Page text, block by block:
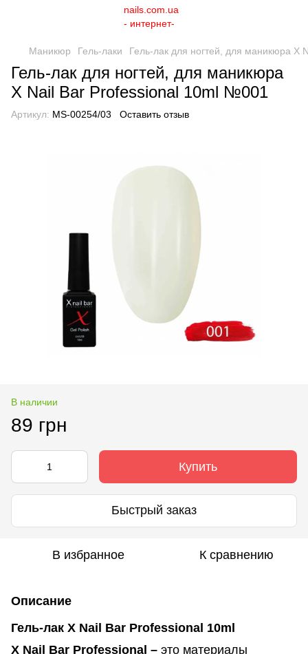
Маникюр Гель-лаки Гель-лак для ногтей, для маникюра
Гель-лак для ногтей, для маникюра
X Nail Bar Professional 10ml №001
Артикул: MS-00254/03 Оставить отзыв
В наличии
89 грн
Купить
Быстрый заказ
В избранное К сравнению
Описание
Гель-лак X Nail Bar Professional 10ml
X Nail Bar Professional – это материалы